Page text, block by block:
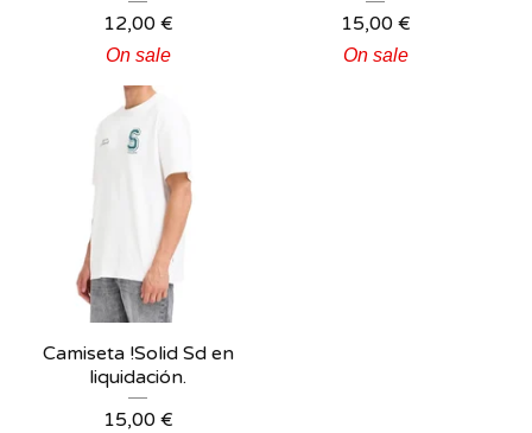
12,00 €
On sale
15,00 €
On sale
Camiseta !Solid Sd en
liquidación.
15,00 €